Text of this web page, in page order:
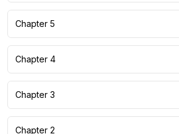
Chapter 5
Chapter 4
Chapter 3
Chapter 2